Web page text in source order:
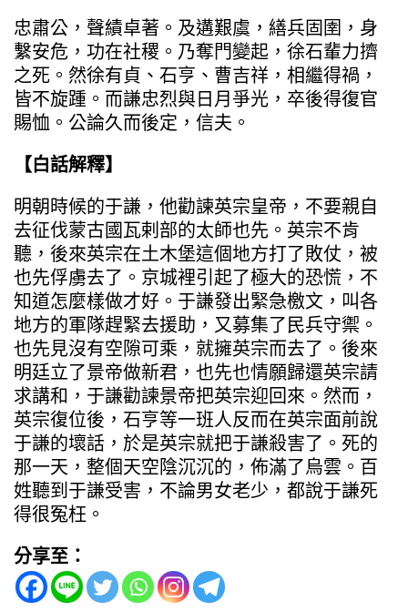
忠肅公，聲績卓著。及遘艱虞，繕兵固圉，身
繫安危，功在社稷。乃奪門變起，徐石輩力擠
之死。然徐有貞、石亨、曹吉祥，相繼得禍，
皆不旋踵。而謙忠烈與日月爭光，卒後得復官
賜恤。公論久而後定，信夫。
【白話解釋】
明朝時候的于謙，他勸諫英宗皇帝，不要親自
去征伐蒙古國瓦剌部的太師也先。英宗不肯
聽，後來英宗在土木堡這個地方打了敗仗，被
也先俘虜去了。京城裡引起了極大的恐慌，不
知道怎麼樣做才好。于謙發出緊急檄文，叫各
地方的軍隊趕緊去援助，又募集了民兵守禦。
也先見沒有空隙可乘，就擁英宗而去了。後來
明廷立了景帝做新君，也先也情願歸還英宗請
求講和，于謙勸諫景帝把英宗迎回來。然而，
英宗復位後，石亨等一班人反而在英宗面前說
于謙的壞話，於是英宗就把于謙殺害了。死的
那一天，整個天空陰沉沉的，佈滿了烏雲。百
姓聽到于謙受害，不論男女老少，都說于謙死
得很冤枉。
分享至：